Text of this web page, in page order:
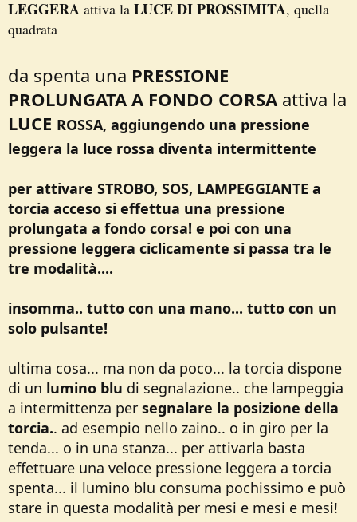
LEGGERA attiva la LUCE DI PROSSIMITA, quella
quadrata
da spenta una PRESSIONE
PROLUNGATA A FONDO CORSA attiva la
LUCE ROSSA, aggiungendo una pressione
leggera la luce rossa diventa intermittente
per attivare STROBO, SOS, LAMPEGGIANTE a
torcia acceso si effettua una pressione
prolungata a fondo corsa! e poi con una
pressione leggera ciclicamente si passa tra le
tre modalità....
insomma.. tutto con una mano... tutto con un
solo pulsante!
ultima cosa... ma non da poco... la torcia dispone
di un lumino blu di segnalazione.. che lampeggia
a intermittenza per segnalare la posizione della
torcia.. ad esempio nello zaino.. o in giro per la
tenda... o in una stanza... per attivarla basta
effettuare una veloce pressione leggera a torcia
spenta... il lumino blu consuma pochissimo e può
stare in questa modalità per mesi e mesi e mesi!